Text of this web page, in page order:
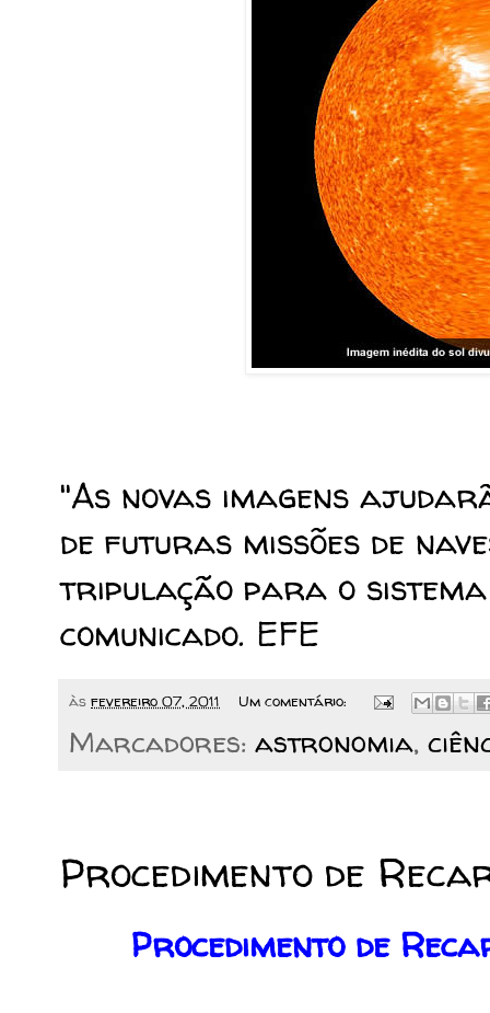
"As novas imagens
de futuras missões de
tripulação para o
comunicado. EFE
às fevereiro 07, 2011 Um comentário:
Marcadores: astronomia,
Procedimento de
Procedimento de